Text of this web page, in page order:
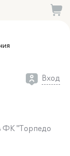
Вход
ФК "Торпедо